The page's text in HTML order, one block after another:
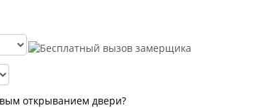
открыванием двери?